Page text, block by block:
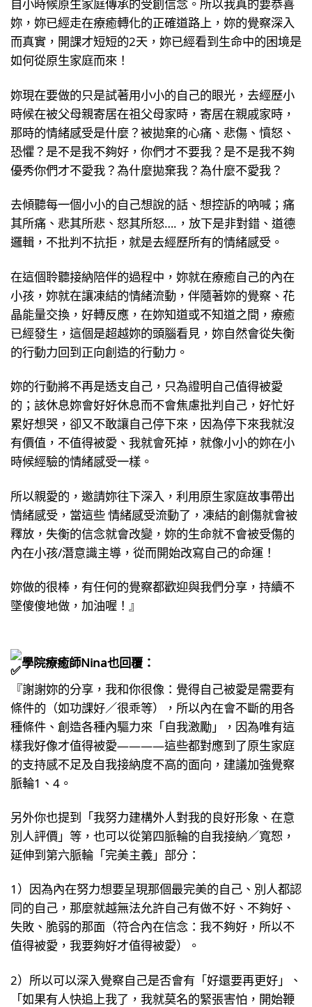
妳，妳已經走在療癒轉化的正確道路上，妳的覺察深入
而真實，開課才短短的2天，妳已經看到生命中的困境是
如何從原生家庭而來！
妳現在要做的只是試著用小小的自己的眼光，去經歷小
時候在被父母親寄居在祖父母家時，寄居在親戚家時，
那時的情緒感受是什麼？被拋棄的心痛、悲傷、憤怒、
恐懼？是不是我不夠好，你們才不要我？是不是我不夠
優秀你們才不愛我？為什麼拋棄我？為什麼不愛我？
去傾聽每一個小小的自己想說的話、想控訴的吶喊；痛
其所痛、悲其所悲、怒其所怒….，放下是非對錯、道德
邏輯，不批判不抗拒，就是去經歷所有的情緒感受。
在這個聆聽接納陪伴的過程中，妳就在療癒自己的內在
小孩，妳就在讓凍結的情緒流動，伴隨著妳的覺察、花
晶能量交換，好轉反應，在妳知道或不知道之間，療癒
已經發生，這個是超越妳的頭腦看見，妳自然會從失衡
的行動力回到正向創造的行動力。
妳的行動將不再是透支自己，只為證明自己值得被愛
的；該休息妳會好好休息而不會焦慮批判自己，好忙好
累好想哭，卻又不敢讓自己停下來，因為停下來我就沒
有價值，不值得被愛、我就會死掉，就像小小的妳在小
時候經驗的情緒感受一樣。
所以親愛的，邀請妳往下深入，利用原生家庭故事帶出
情緒感受，當這些 情緒感受流動了，凍結的創傷就會被
釋放，失衡的信念就會改變，妳的生命就不會被受傷的
內在小孩/潛意識主導，從而開始改寫自己的命運！
妳做的很棒，有任何的覺察都歡迎與我們分享，持續不
墜傻傻地做，加油喔！』
學院療癒師Nina也回覆：
『謝謝妳的分享，我和你很像：覺得自己被愛是需要有
條件的（如功課好／很乖等），所以內在會不斷的用各
種條件、創造各種內驅力來「自我激勵」，因為唯有這
樣我好像才值得被愛————這些都對應到了原生家庭
的支持感不足及自我接納度不高的面向，建議加強覺察
脈輪1、4。
另外你也提到「我努力建構外人對我的良好形象、在意
別人評價」等，也可以從第四脈輪的自我接納／寬恕，
延伸到第六脈輪「完美主義」部分：
1）因為內在努力想要呈現那個最完美的自己、別人都認
同的自己，那麼就越無法允許自己有做不好、不夠好、
失敗、脆弱的那面（符合內在信念：我不夠好，所以不
值得被愛，我要夠好才值得被愛）。
2）所以可以深入覺察自己是否會有「好還要再更好」、
「如果有人快追上我了，我就莫名的緊張害怕，開始鞭